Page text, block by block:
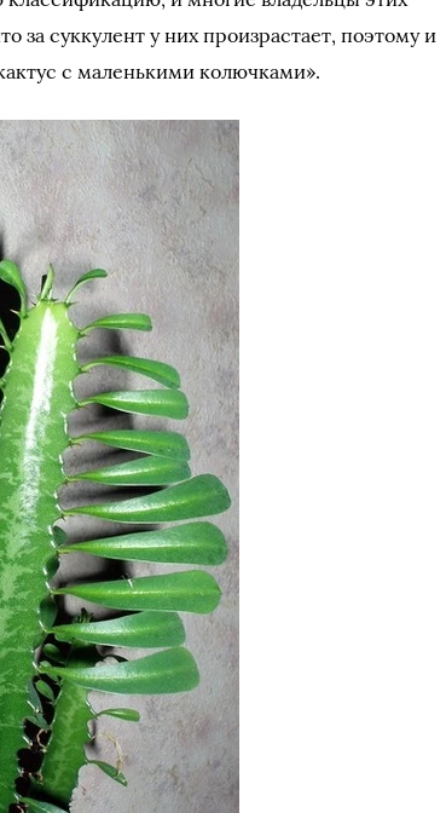
за суккулент у них произрастает, поэтому и
с маленькими колючками».